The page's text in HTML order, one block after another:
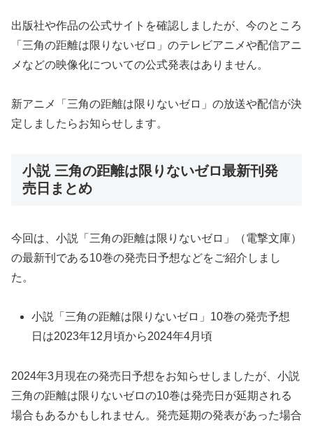
出版社や作品の公式サイトを確認しましたが、今のところ
「三角の距離は限りないゼロ」のテレビアニメや配信アニ
メなどの映像化についての公式発表はありません。
新アニメ「三角の距離は限りないゼロ」の放送や配信が決
定しましたらお知らせします。
小説 三角の距離は限りないゼロ最新刊発
売日まとめ
今回は、小説「三角の距離は限りないゼロ」（電撃文庫）
の最新刊である10巻の発売日予想などをご紹介しまし
た。
小説「三角の距離は限りないゼロ」10巻の発売予想
日は2023年12月頃から2024年4月頃
2024年3月現在の発売日予想をお知らせしましたが、小説
三角の距離は限りないゼロの10巻は発売日が延期される
場合もあるかもしれません。発売延期の発表があった場合